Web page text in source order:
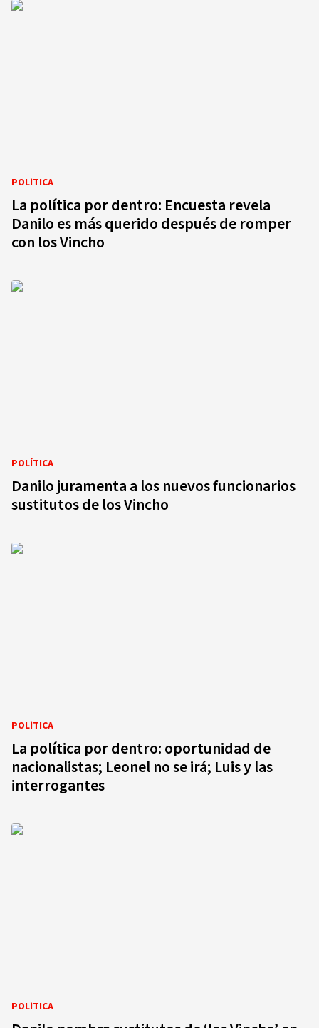
POLÍTICA
La política por dentro: Encuesta revela
Danilo es más querido después de romper
con los Vincho
POLÍTICA
Danilo juramenta a los nuevos funcionarios
sustitutos de los Vincho
POLÍTICA
La política por dentro: oportunidad de
nacionalistas; Leonel no se irá; Luis y las
interrogantes
POLÍTICA